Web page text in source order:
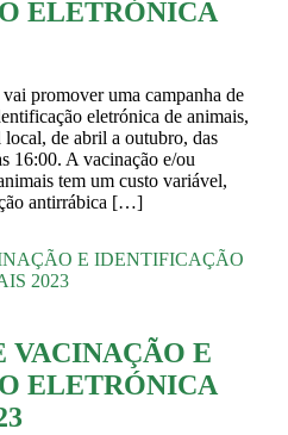
ELETRÓNICA
promover uma campanha de
eletrónica de animais,
de abril a outubro, das
16:00. A vacinação e/ou
tem um custo variável,
antirrábica […]
VACINAÇÃO E
ELETRÓNICA